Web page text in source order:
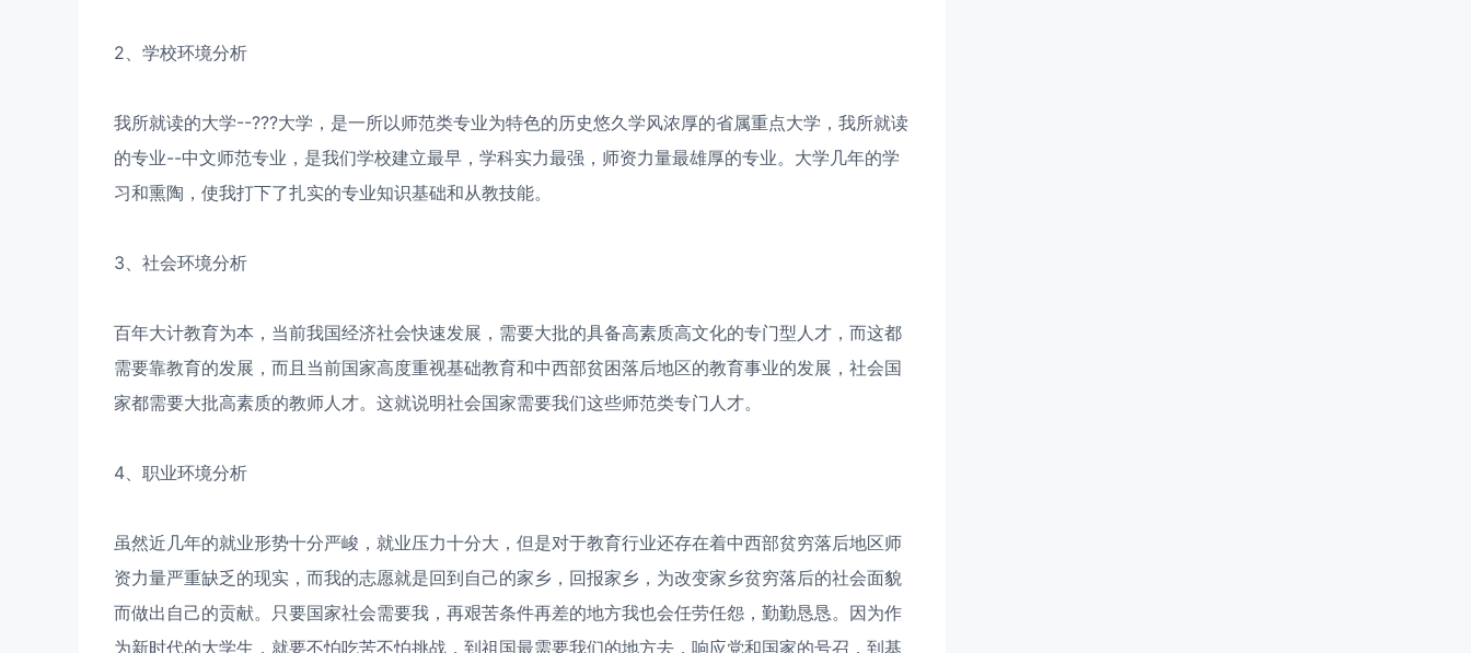
2、学校环境分析
我所就读的大学--???大学，是一所以师范类专业为特色的历史悠久学风浓厚的省属重点大学，我所就读
的专业--中文师范专业，是我们学校建立最早，学科实力最强，师资力量最雄厚的专业。大学几年的学
习和熏陶，使我打下了扎实的专业知识基础和从教技能。
3、社会环境分析
百年大计教育为本，当前我国经济社会快速发展，需要大批的具备高素质高文化的专门型人才，而这都
需要靠教育的发展，而且当前国家高度重视基础教育和中西部贫困落后地区的教育事业的发展，社会国
家都需要大批高素质的教师人才。这就说明社会国家需要我们这些师范类专门人才。
4、职业环境分析
虽然近几年的就业形势十分严峻，就业压力十分大，但是对于教育行业还存在着中西部贫穷落后地区师
资力量严重缺乏的现实，而我的志愿就是回到自己的家乡，回报家乡，为改变家乡贫穷落后的社会面貌
而做出自己的贡献。只要国家社会需要我，再艰苦条件再差的地方我也会任劳任怨，勤勤恳恳。因为作
为新时代的大学生，就要不怕吃苦不怕挑战，到祖国最需要我们的地方去，响应党和国家的号召，到基